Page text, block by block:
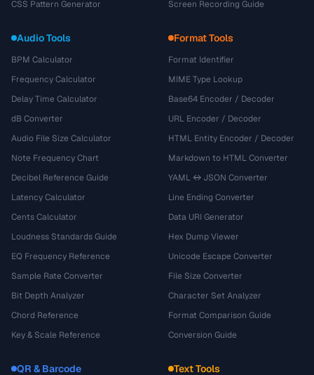
CSS Pattern Generator
Screen Recording Guide
Audio Tools
BPM Calculator
Frequency Calculator
Delay Time Calculator
dB Converter
Audio File Size Calculator
Note Frequency Chart
Decibel Reference Guide
Latency Calculator
Cents Calculator
Loudness Standards Guide
EQ Frequency Reference
Sample Rate Converter
Bit Depth Analyzer
Chord Reference
Key & Scale Reference
Format Tools
Format Identifier
MIME Type Lookup
Base64 Encoder / Decoder
URL Encoder / Decoder
HTML Entity Encoder / Decoder
Markdown to HTML Converter
YAML ↔ JSON Converter
Line Ending Converter
Data URI Generator
Hex Dump Viewer
Unicode Escape Converter
File Size Converter
Character Set Analyzer
Format Comparison Guide
Conversion Guide
QR & Barcode Text Tools